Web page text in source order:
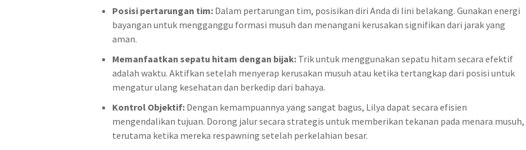
Posisi pertarungan tim: Dalam pertarungan tim, posisikan diri Anda di lini belakang. Gunakan energi
bayangan untuk mengganggu formasi musuh dan menangani kerusakan signifikan dari jarak yang
aman.
Memanfaatkan sepatu hitam dengan bijak: Trik untuk menggunakan sepatu hitam secara efektif
adalah waktu. Aktifkan setelah menyerap kerusakan musuh atau ketika tertangkap dari posisi untuk
mengatur ulang kesehatan dan berkedip dari bahaya.
Kontrol Objektif: Dengan kemampuannya yang sangat bagus, Lilya dapat secara efisien
mengendalikan tujuan. Dorong jalur secara strategis untuk memberikan tekanan pada menara musuh,
terutama ketika mereka respawning setelah perkelahian besar.